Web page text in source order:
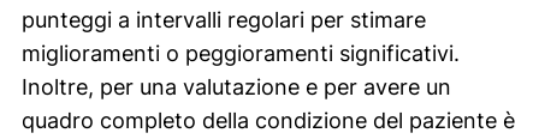
punteggi a intervalli regolari per stimare
miglioramenti o peggioramenti significativi.
Inoltre, per una valutazione e per avere un
quadro completo della condizione del paziente è